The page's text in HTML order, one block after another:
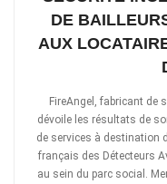
DE
AUX
FireAngel, fabricant de
dévoile les résultats de
de services à destination
français des Détecteurs
au sein du parc social.